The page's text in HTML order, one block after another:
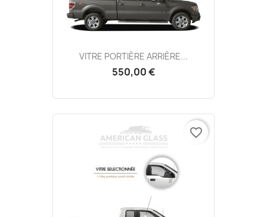
VITRE PORTIÈRE ARRIÈRE...
550,00 €
favorite_border